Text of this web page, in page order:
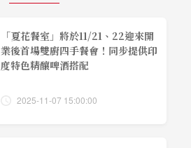
「夏花餐室」將於11/21、22迎來開
業後首場雙廚四手餐會！同步提供印
度特色精釀啤酒搭配
2025-11-07 15:00:00